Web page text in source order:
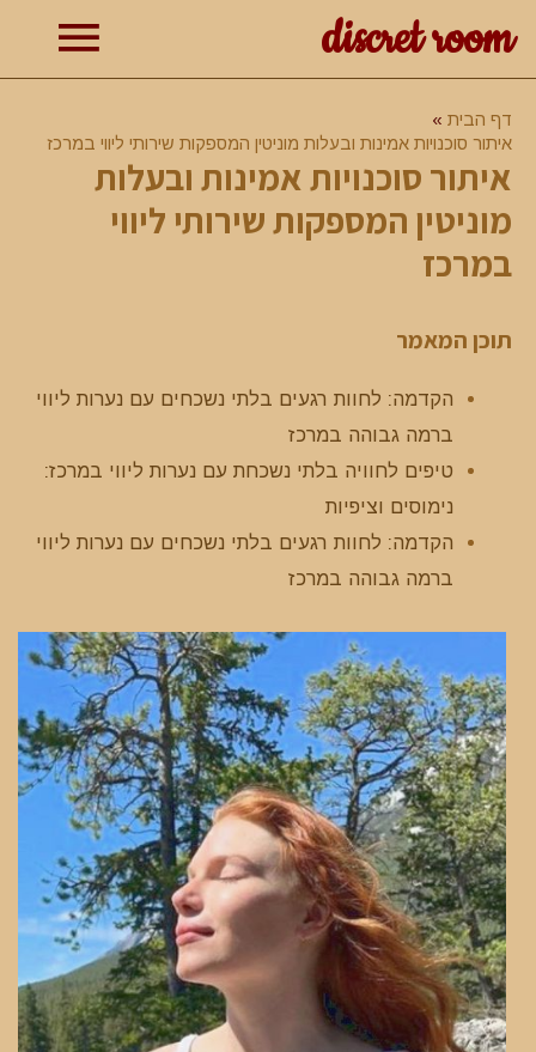
discret room
דף הבית
איתור סוכנויות אמינות ובעלות מוניטין המספקות שירותי ליווי במרכז
איתור סוכנויות אמינות ובעלות
מוניטין המספקות שירותי ליווי
במרכז
תוכן המאמר
הקדמה: לחוות רגעים בלתי נשכחים עם נערות ליווי
ברמה גבוהה במרכז
טיפים לחוויה בלתי נשכחת עם נערות ליווי במרכז:
נימוסים וציפיות
הקדמה: לחוות רגעים בלתי נשכחים עם נערות ליווי
ברמה גבוהה במרכז